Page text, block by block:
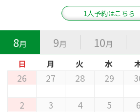
1人予約はこちら
8月 9月 10月
日
月 火 水
26 27 28 29
2 3 4 5 6